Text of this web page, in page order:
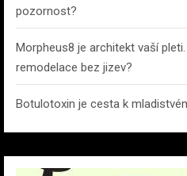
pozornost?
Morpheus8 je architekt vaší
remodelace bez jizev?
Botulotoxin je cesta k